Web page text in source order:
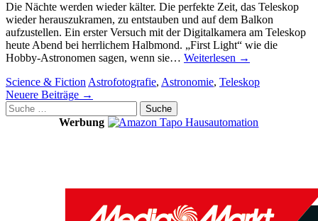
Die Nächte werden wieder kälter. Die perfekte Zeit, das Teleskop
wieder herauszukramen, zu entstauben und auf dem Balkon
aufzustellen. Ein erster Versuch mit der Digitalkamera am Teleskop
heute Abend bei herrlichem Halbmond. „First Light“ wie die
Hobby-Astronomen sagen, wenn sie… Weiterlesen →
Science & Fiction Astrofotografie, Astronomie, Teleskop
Artikel-
Navigation
Neuere Beiträge →
Suche
nach:
Werbung